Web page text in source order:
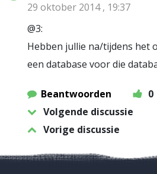
29 oktober 2014 , 19:37
@3:
Hebben jullie na/tijdens het
een database voor die
Beantwoorden
0
Volgende discussie
Vorige discussie